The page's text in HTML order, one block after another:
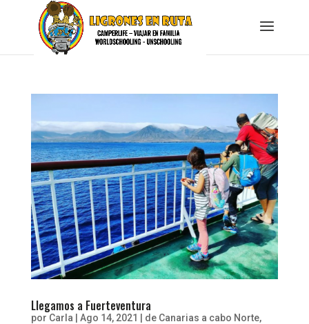
Llegamos a Fuerteventura
por Carla Ago 14, 2021 de Canarias a cabo Norte,